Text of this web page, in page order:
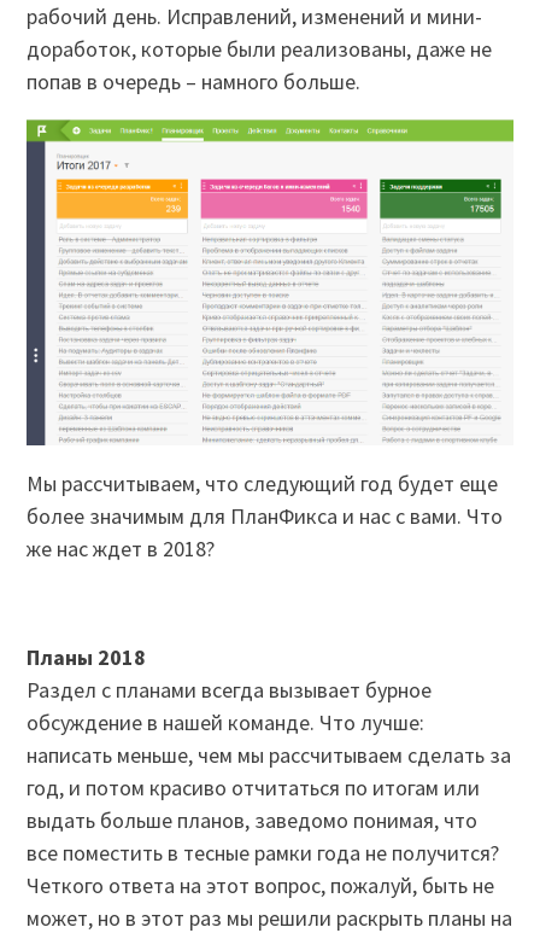
рабочий день. Исправлений, изменений и мини-
доработок, которые были реализованы, даже не
попав в очередь – намного больше.
Мы рассчитываем, что следующий год будет еще
более значимым для ПланФикса и нас с вами. Что
же нас ждет в 2018?
Планы 2018
Раздел с планами всегда вызывает бурное
обсуждение в нашей команде. Что лучше:
написать меньше, чем мы рассчитываем сделать за
год, и потом красиво отчитаться по итогам или
выдать больше планов, заведомо понимая, что
все поместить в тесные рамки года не получится?
Четкого ответа на этот вопрос, пожалуй, быть не
может, но в этот раз мы решили раскрыть планы на